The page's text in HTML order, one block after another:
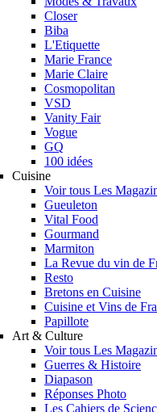
Closer
Biba
L'Etiquette
Marie France
Marie Claire
Cosmopolitan
VSD
Vanity Fair
Vogue
GQ
100 idées
Cuisine
Voir tous Les
Gueuleton
Vital Food
Gourmand
Marmiton
La Revue du vin de
Resto
Bretons en Cuisine
Cuisine et Vins de
Papillote
Art & Culture
Voir tous Les
Guerres & Histoire
Diapason
Réponses Photo
Les Cahiers de